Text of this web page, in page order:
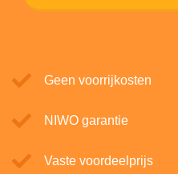
Geen voorrijkosten
NIWO garantie
Vaste voordeelprijs